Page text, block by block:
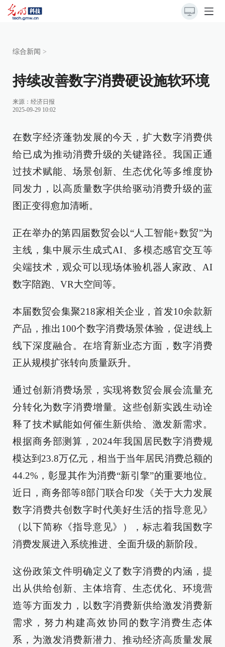
综合新闻 >
持续改善数字消费硬设施软环境
来源： 经济日报
2025-09-29 10:02
在数字经济蓬勃发展的今天，扩大数字消费供
给已成为推动消费升级的关键路径。我国正通
过技术赋能、场景创新、生态优化等多维度协
同发力，以高质量数字供给驱动消费升级的蓝
图正变得愈加清晰。
正在举办的第四届数贸会以“人工智能+数贸”为
主线，集中展示生成式AI、多模态感官交互等
尖端技术，观众可以现场体验机器人家政、AI
数字陪跑、VR大空间等。
本届数贸会集聚218家相关企业，首发10余款新
产品，推出100个数字消费场景体验，促进线上
线下深度融合。在培育新业态方面，数字消费
正从规模扩张转向质量跃升。
通过创新消费场景，实现将数贸会展会流量充
分转化为数字消费增量。这些创新实践生动诠
释了技术赋能如何催生新供给、激发新需求。
根据商务部测算，2024年我国居民数字消费规
模达到23.8万亿元，相当于当年居民消费总额的
44.2%，彰显其作为消费“新引擎”的重要地位。
近日，商务部等8部门联合印发《关于大力发展
数字消费共创数字时代美好生活的指导意见》
（以下简称《指导意见》），标志着我国数字
消费发展进入系统推进、全面升级的新阶段。
这份政策文件明确定义了数字消费的内涵，提
出从供给创新、主体培育、生态优化、环境营
造等方面发力，以数字消费新供给激发消费新
需求，努力构建高效协同的数字消费生态体
系，为激发消费新潜力、推动经济高质量发展